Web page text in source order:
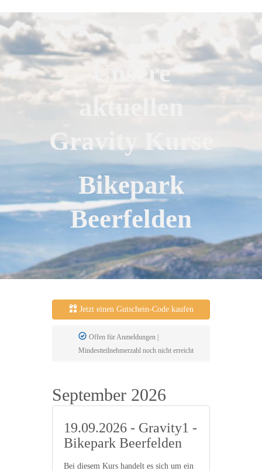
Unsere
aktuellen
Gravity Kurse
Bikepark
Beerfelden
Jetzt einen Gutschein-Code kaufen
Offen für Anmeldungen |
Mindestteilnehmerzahl noch nicht erreicht
September 2026
19.09.2026 - Gravity1 -
Bikepark Beerfelden
Bei diesem Kurs handelt es sich um ein